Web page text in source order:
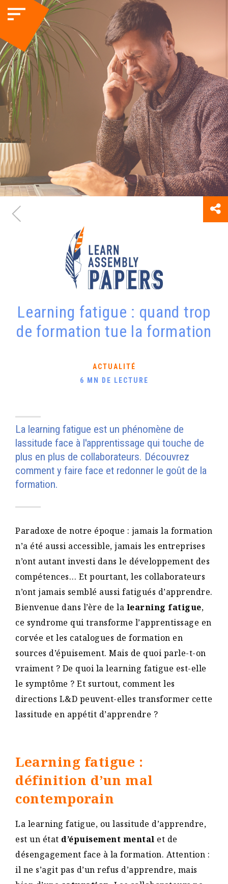
Learning fatigue : quand trop
de formation tue la formation
ACTUALITÉ
6 MN DE LECTURE
La learning fatigue est un phénomène de
lassitude face à l'apprentissage qui touche de
plus en plus de collaborateurs. Découvrez
comment y faire face et redonner le goût de la
formation.
Paradoxe de notre époque : jamais la formation
n’a été aussi accessible, jamais les entreprises
n’ont autant investi dans le développement des
compétences… Et pourtant, les collaborateurs
n’ont jamais semblé aussi fatigués d’apprendre.
Bienvenue dans l’ère de la learning fatigue,
ce syndrome qui transforme l’apprentissage en
corvée et les catalogues de formation en
sources d’épuisement. Mais de quoi parle-t-on
vraiment ? De quoi la learning fatigue est-elle
le symptôme ? Et surtout, comment les
directions L&D peuvent-elles transformer cette
lassitude en appétit d’apprendre ?
Learning fatigue :
définition d’un mal
contemporain
La learning fatigue, ou lassitude d’apprendre,
est un état d’épuisement mental et de
désengagement face à la formation. Attention :
il ne s’agit pas d’un refus d’apprendre, mais